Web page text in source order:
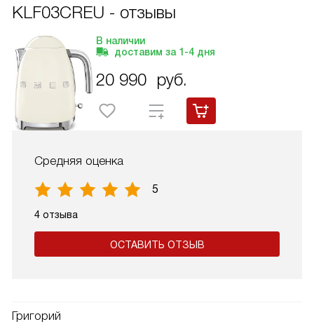
KLF03CREU - отзывы
В наличии
доставим за 1-4 дня
20 990 руб.
Средняя оценка
5
4 отзыва
ОСТАВИТЬ ОТЗЫВ
Григорий